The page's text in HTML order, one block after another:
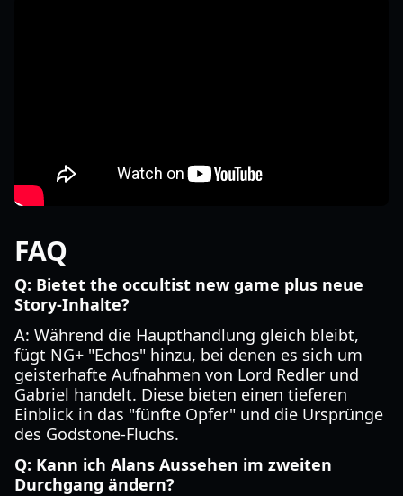
FAQ
Q: Bietet the occultist new game plus neue
Story-Inhalte?
A: Während die Haupthandlung gleich bleibt,
fügt NG+ "Echos" hinzu, bei denen es sich um
geisterhafte Aufnahmen von Lord Redler und
Gabriel handelt. Diese bieten einen tieferen
Einblick in das "fünfte Opfer" und die Ursprünge
des Godstone-Fluchs.
Q: Kann ich Alans Aussehen im zweiten
Durchgang ändern?